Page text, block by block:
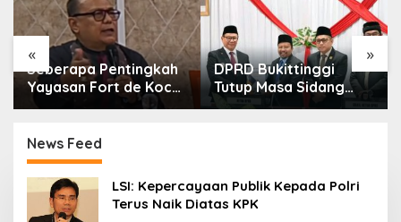
« »
Seberapa Pentingkah
Yayasan Fort de Kock
Masyarakat Jam
Gadang?
DPRD Bukittinggi
Tutup Masa Sidang
2025-2026 Dan Buka
News Feed
A
N
LSI: Kepercayaan Publik Kepada Polri
Terus Naik Diatas KPK